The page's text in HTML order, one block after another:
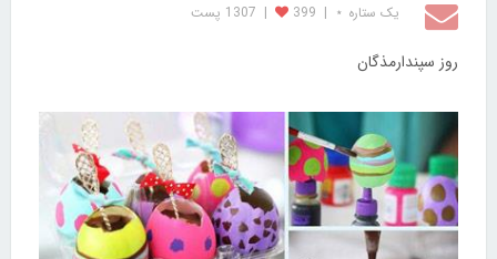
یک ستاره ⋆ |
399
| 1307 پست
روز سپندارمذگان